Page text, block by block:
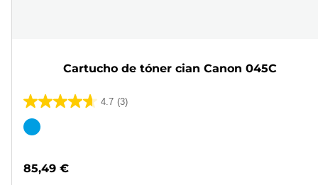
Cartucho de tóner cian Canon 045C
4.7 (3)
4.7
de
3
Cartucho
color
85,49 €